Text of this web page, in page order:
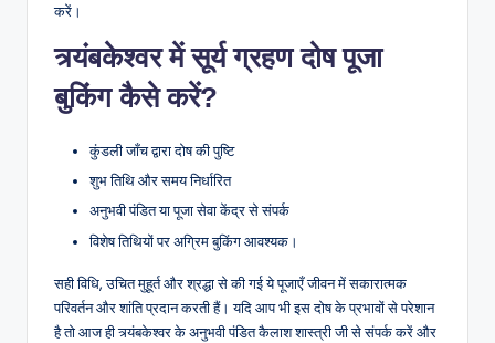
करें।
त्र्यंबकेश्वर में सूर्य ग्रहण दोष पूजा
बुकिंग कैसे करें?
कुंडली जाँच द्वारा दोष की पुष्टि
शुभ तिथि और समय निर्धारित
अनुभवी पंडित या पूजा सेवा केंद्र से संपर्क
विशेष तिथियों पर अग्रिम बुकिंग आवश्यक।
सही विधि, उचित मुहूर्त और श्रद्धा से की गई ये पूजाएँ जीवन में सकारात्मक
परिवर्तन और शांति प्रदान करती हैं। यदि आप भी इस दोष के प्रभावों से परेशान
है तो आज ही त्र्यंबकेश्वर के अनुभवी पंडित कैलाश शास्त्री जी से संपर्क करें और